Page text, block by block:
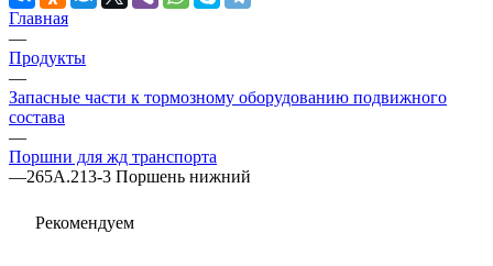
Главная
—
Продукты
—
Запасные части к тормозному оборудованию подвижного
состава
—
Поршни для жд транспорта
—265А.213-3 Поршень нижний
Рекомендуем